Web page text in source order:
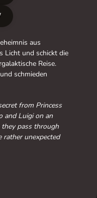
aus
Licht und schickt die
Reise.
schmieden
from Princess
and Luigi on an
pass through
unexpected